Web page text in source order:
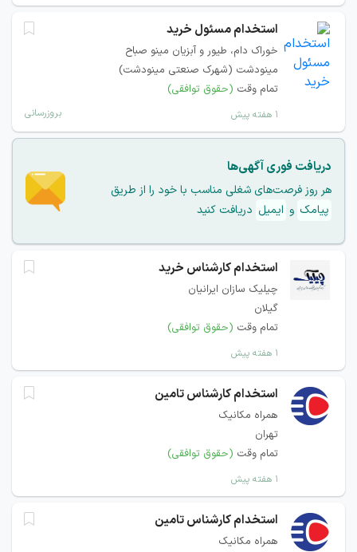
استخدام مسئول خرید
خوراک دام، طیور و آبزیان مینو صباح
مینودشت (شهرک صنعتی مینودشت)
تمام وقت (حقوق توافقی)
۱ هفته پیش بروزرسانی
دریافت فوری آگهی‌ها
هر روز فرصت‌های شغلی مناسب با خود را از طریق
پیامک و ایمیل دریافت کنید
استخدام کارشناس خرید
چیلیک سازان ایرانیان
گیلان
تمام وقت (حقوق توافقی)
۱ هفته پیش
استخدام کارشناس تامین
همراه مکانیک
تهران
تمام وقت (حقوق توافقی)
۱ هفته پیش
استخدام کارشناس تامین
همراه مکانیک